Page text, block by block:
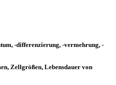
-differenzierung, -vermehrung, -
Zellgrößen, Lebensdauer von